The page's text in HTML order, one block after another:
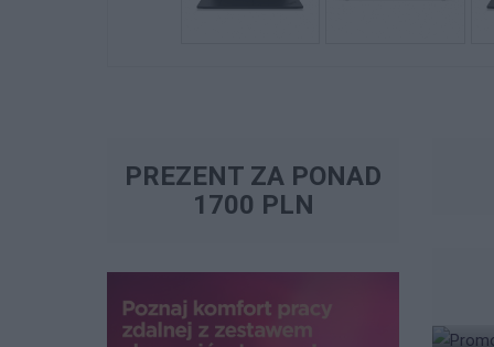
PREZENT ZA PONAD
1700 PLN